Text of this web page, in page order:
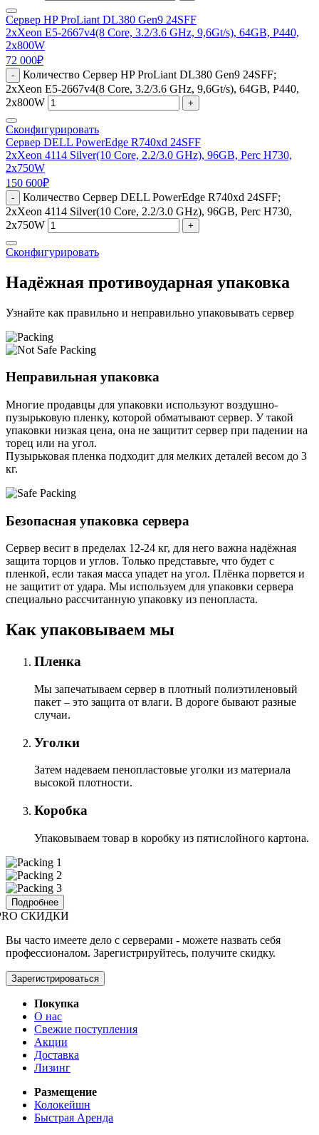
Сервер HP ProLiant DL380 Gen9 24SFF
2xXeon E5-2667v4(8 Core, 3.2/3.6 GHz, 9,6Gt/s), 64GB, P440,
2x800W
72 000₽
-
Количество Сервер HP ProLiant DL380 Gen9 24SFF;
2xXeon E5-2667v4(8 Core, 3.2/3.6 GHz, 9,6Gt/s), 64GB, P440,
2x800W
+
Сконфигурировать
Сервер DELL PowerEdge R740xd 24SFF
2xXeon 4114 Silver(10 Core, 2.2/3.0 GHz), 96GB, Perc H730,
2x750W
150 600₽
-
Количество Сервер DELL PowerEdge R740xd 24SFF;
2xXeon 4114 Silver(10 Core, 2.2/3.0 GHz), 96GB, Perc H730,
2x750W
+
Сконфигурировать
Надёжная противоударная упаковка
Узнайте как правильно и неправильно упаковывать сервер
Неправильная упаковка
Многие продавцы для упаковки используют воздушно-
пузырьковую пленку, которой обматывают сервер. У такой
упаковки низкая цена, она не защитит сервер при падении на
торец или на угол.
Пузырьковая пленка подходит для мелких деталей весом до 3
кг.
Безопасная упаковка сервера
Сервер весит в пределах 12-24 кг, для него важна надёжная
защита торцов и углов. Только представьте, что будет с
пленкой, если такая масса упадет на угол. Плёнка порвется и
не защитит от удара. Мы используем для упаковки сервера
специально расcчитанную упаковку из пенопласта.
Как упаковываем мы
Пленка
Мы запечатываем сервер в плотный полиэтиленовый
пакет – это защита от влаги. В дороге бывают разные
случаи.
Уголки
Затем надеваем пенопластовые уголки из материала
высокой плотности.
Коробка
Упаковываем товар в коробку из пятислойного картона.
Подробнее
СКИДКИ
Вы часто имеете дело с серверами - можете назвать себя
профессионалом. Зарегистрируйтесь, получите скидку.
Зарегистрироваться
Покупка
О нас
Свежие поступления
Акции
Доставка
Лизинг
Размещение
Колокейшн
Быстрая Аренда